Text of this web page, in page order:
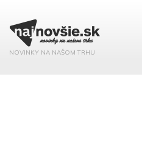
NOVINKY NA NAŠOM TRHU